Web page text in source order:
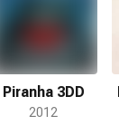
Piranha 3DD
2012